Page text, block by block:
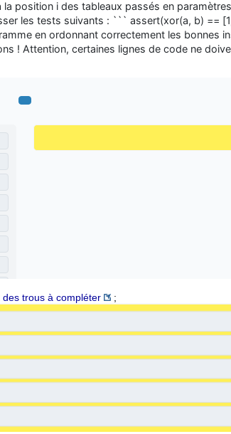
des trous à compléter ;